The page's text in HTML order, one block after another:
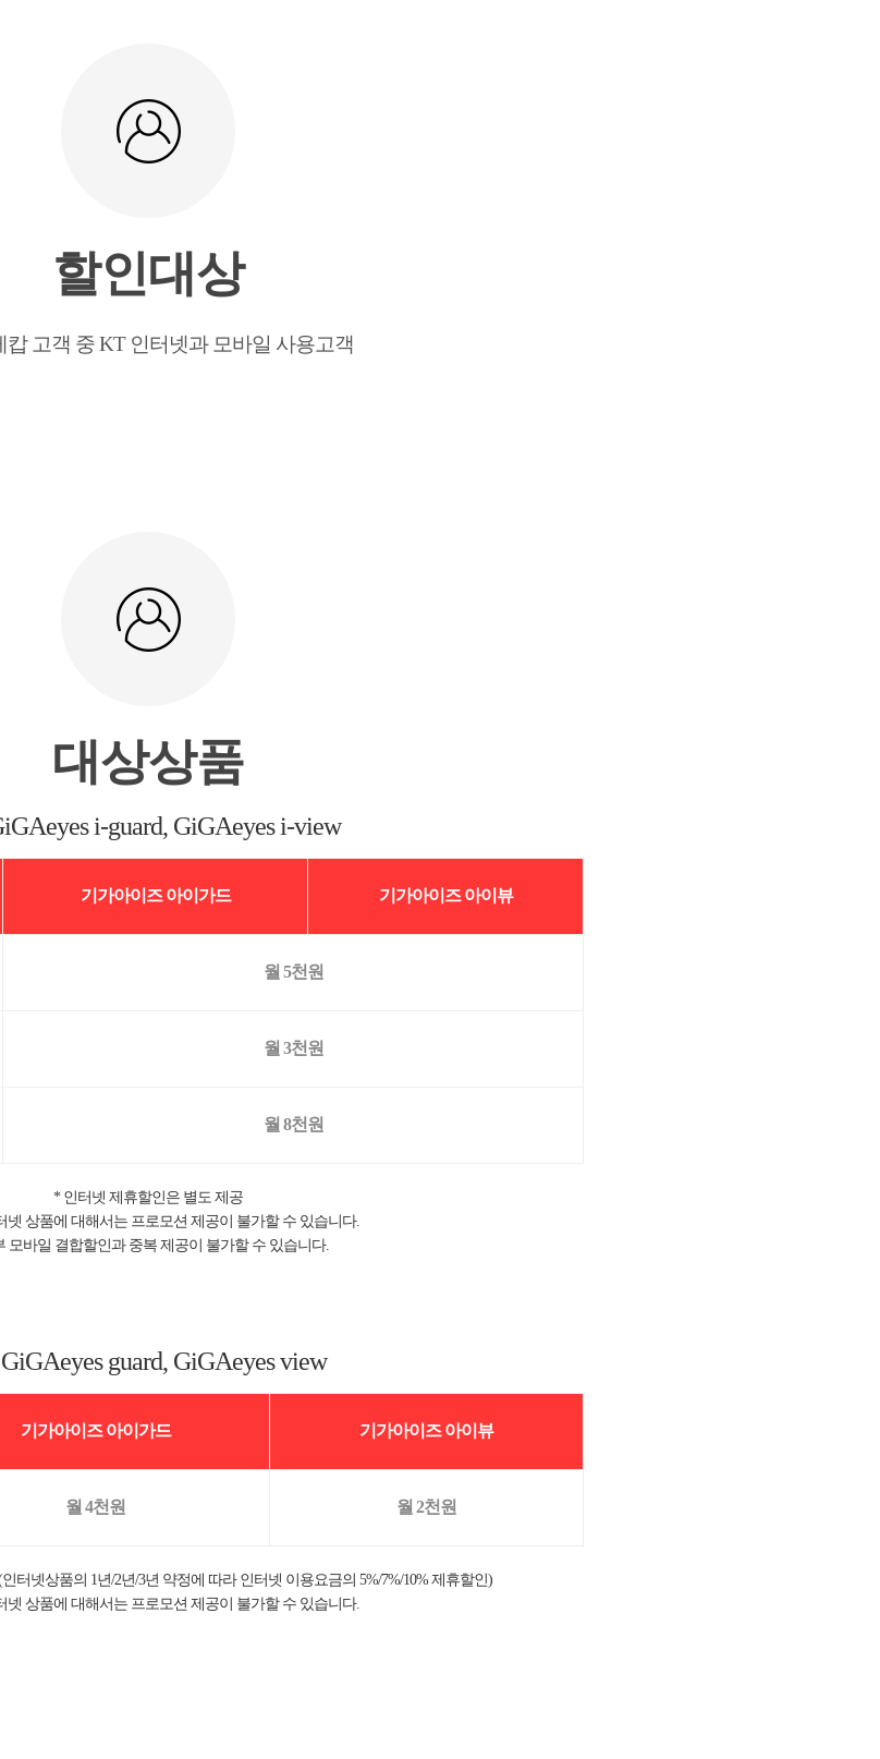
할인대상
캅 고객 중 KT 인터넷과 모바일 사용고객
대상상품
i-guard, GiGAeyes i-view
기가아이즈 아이가드 기가아이즈 아이뷰
월 5천원
월 3천원
월 8천원
* 인터넷 제휴할인은 별도 제공
넷 상품에 대해서는 프로모션 제공이 불가할 수 있습니다.
모바일 결합할인과 중복 제공이 불가할 수 있습니다.
guard, GiGAeyes view
기가아이즈 아이가드 기가아이즈 아이뷰
월 4천원 월 2천원
터넷상품의 1년/2년/3년 약정에 따라 인터넷 이용요금의 5%/7%/10% 제휴할인)
넷 상품에 대해서는 프로모션 제공이 불가할 수 있습니다.